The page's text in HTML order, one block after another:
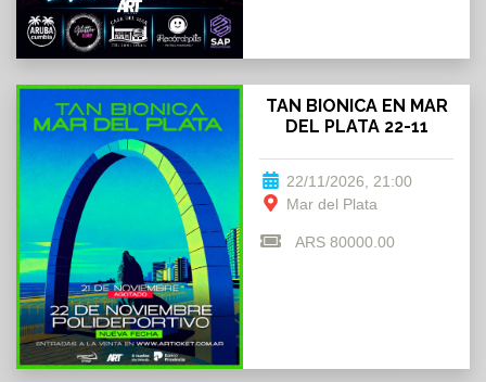
TAN BIONICA EN MAR
DEL PLATA 22-11
22/11/2026, 21:00
Mar del Plata
ARS 80000.00